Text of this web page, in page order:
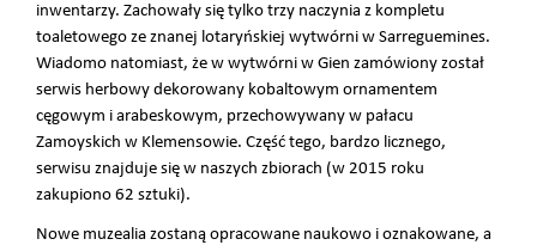
inwentarzy. Zachowały się tylko trzy naczynia z kompletu
toaletowego ze znanej lotaryńskiej wytwórni w Sarreguemines.
Wiadomo natomiast, że w wytwórni w Gien zamówiony został
serwis herbowy dekorowany kobaltowym ornamentem
cęgowym i arabeskowym, przechowywany w pałacu
Zamoyskich w Klemensowie. Część tego, bardzo licznego,
serwisu znajduje się w naszych zbiorach (w 2015 roku
zakupiono 62 sztuki).
Nowe muzealia zostaną opracowane naukowo i oznakowane, a